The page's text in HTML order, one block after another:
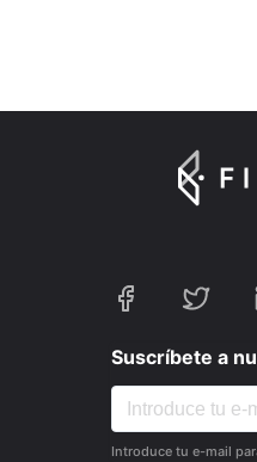
Suscríbete a
Introduce tu e-mail